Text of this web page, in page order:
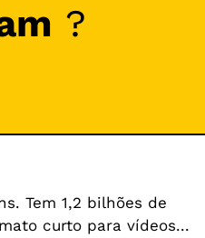
?
Tem 1,2 bilhões de
curto para vídeos...